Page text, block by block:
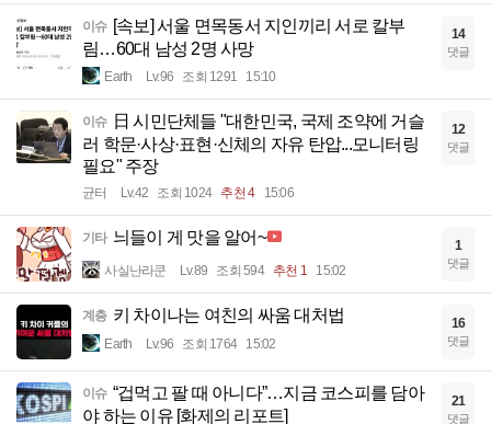
이슈 [속보] 서울 면목동서 지인끼리 서로 칼부
림…60대 남성 2명 사망
Earth Lv.96 조회 1291 15:10
14
댓글
이슈
日 시민단체들 "대한민국, 국제 조약에 거슬
러 학문·사상·표현·신체의 자유 탄압...모니터링
필요" 주장
균터 Lv.42 조회 1024 추천 4 15:06
12
댓글
기타 늬들이 게 맛을 알어~
사실난라쿤 Lv.89 조회 594 추천 1 15:02
1
댓글
계층 키 차이나는 여친의 싸움 대처법
Earth Lv.96 조회 1764 15:02
16
댓글
이슈 “겁먹고 팔 때 아니다”…지금 코스피를 담아
야 하는 이유 [화제의 리포트]
21
댓글